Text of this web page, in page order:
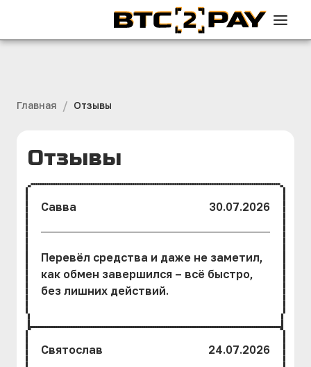
Главная / Отзывы
Отзывы
Савва 30.07.2026
Перевёл средства и даже не заметил,
как обмен завершился – всё быстро,
без лишних действий.
Святослав 24.07.2026